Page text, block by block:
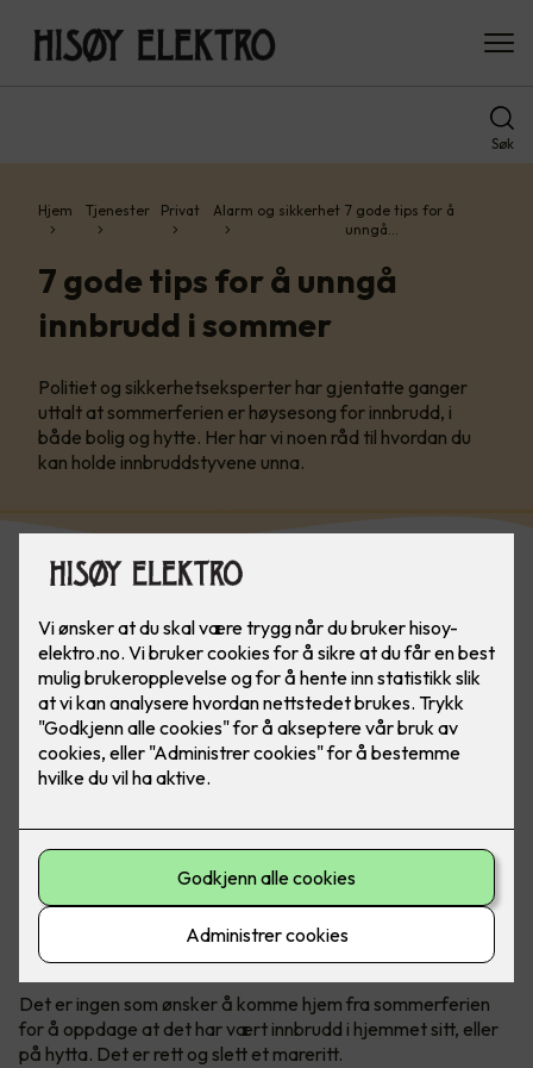
Søk
Hjem Tjenester Privat Alarm og sikkerhet 7 gode tips for å
unngå…
7 gode tips for å unngå
innbrudd i sommer
Politiet og sikkerhetseksperter har gjentatte ganger
uttalt at sommerferien er høysesong for innbrudd, i
både bolig og hytte. Her har vi noen råd til hvordan du
kan holde innbruddstyvene unna.
Det er ingen tvil om at det har vært en stor økning av
antall innbrudd de siste årene, både i bolig og hytter.
Politiet anbefaler tiltak før man reiser på ferie.
Mange innbrudd om sommeren
Det er ingen som ønsker å komme hjem fra sommerferien
for å oppdage at det har vært innbrudd i hjemmet sitt, eller
på hytta. Det er rett og slett et mareritt.